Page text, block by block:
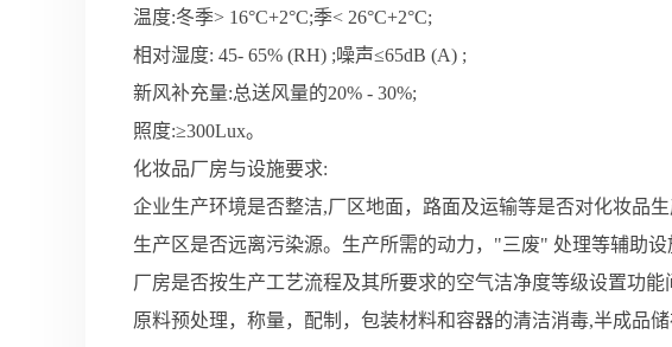
温度:冬季> 16°C+2°C;季< 26°C+2°C;
相对湿度: 45- 65% (RH) ;噪声≤65dB (A) ;
新风补充量:总送风量的20% - 30%;
照度:≥300Lux。
化妆品厂房与设施要求:
企业生产环境是否整洁,厂区地面，路面及运输等是否对化妆品生
生产区是否远离污染源。生产所需的动力，"三废" 处理等辅助设
厂房是否按生产工艺流程及其所要求的空气洁净度等级设置功能
原料预处理，称量，配制，包装材料和容器的清洁消毒,半成品